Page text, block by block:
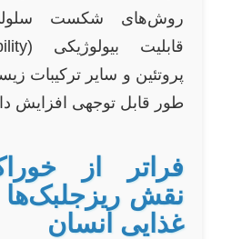
روش‌های شکست
پروتئین و سایر ترکیبات
طور قابل توجهی افزایش
فراتر از
نقش ریزجلبک‌ها
غذایی انسان